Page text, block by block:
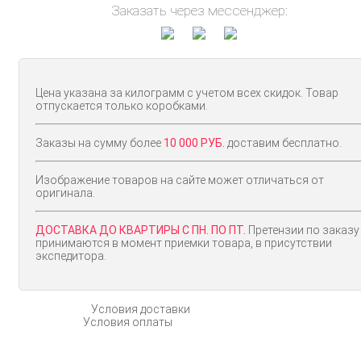
Заказать через мессенджер:
Цена указана за килограмм с учетом всех скидок. Товар
отпускается только коробками.
Заказы на сумму более 10 000 РУБ. доставим бесплатно.
Изображение товаров на сайте может отличаться от
оригинала.
ДОСТАВКА ДО КВАРТИРЫ С ПН. ПО ПТ. Претензии по заказу
принимаются в момент приемки товара, в присутствии
экспедитора.
Условия доставки
Условия оплаты